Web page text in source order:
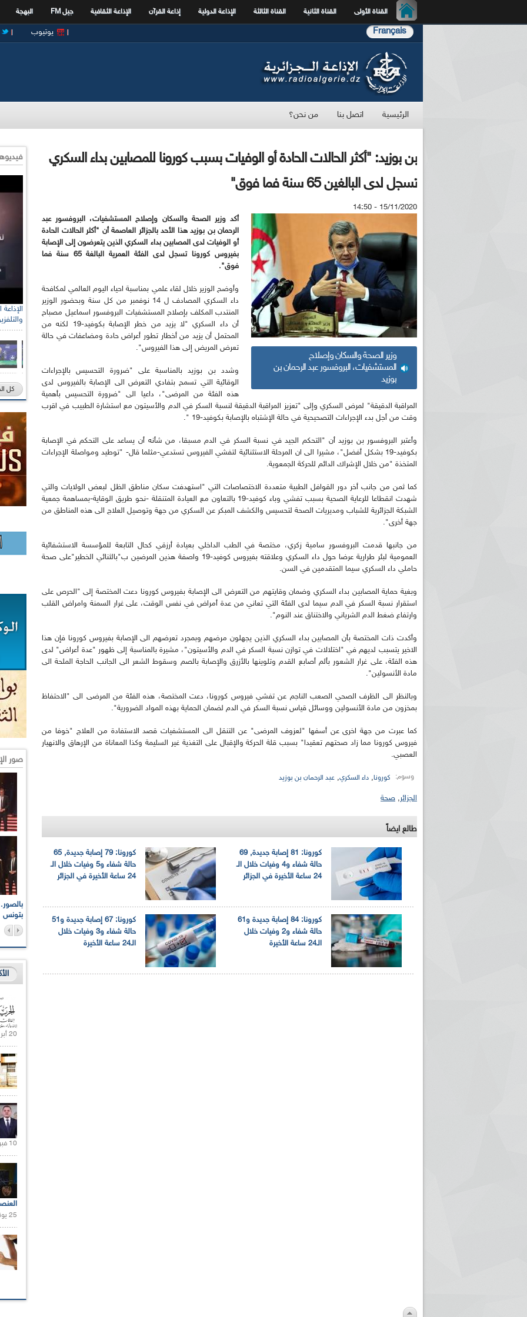
القناة الأولى القناة الثانية القناة الثالثة الإذاعة الدولية إذاعة القرآن الإذاعة الثقافية جيل FM البهجة
Français يوتيوب
الرئيسية اتصل بنا من نحن؟
بن بوزيد: "أكثر الحالات الحادة أو الوفيات بسبب كورونا للمصابين بداء السكري
تسجل لدى البالغين 65 سنة فما فوق"
15/11/2020 - 14:50
وزير الصحة والسكان وإصلاح
المستشفيات، البروفسور عبد الرحمان بن
بوزيد
أكد وزير الصحة والسكان وإصلاح المستشفيات، البروفسور عبد
الرحمان بن بوزيد هذا الأحد بالجزائر العاصمة أن "أكثر الحالات الحادة
أو الوفيات لدى المصابين بداء السكري الذين يتعرضون إلى الإصابة
بفيروس كورونا تسجل لدى الفئة العمرية البالغة 65 سنة فما
فوق".
وأوضح الوزير خلال لقاء علمي بمناسبة احياء اليوم العالمي لمكافحة
داء السكري المصادف ل 14 نوفمبر من كل سنة وبحضور الوزير
المنتدب المكلف بإصلاح المستشفيات البروفسور اسماعيل مصباح
أن داء السكري "لا يزيد من خطر الإصابة بكوفيد-19 لكنه من
المحتمل أن يزيد من أخطار تطور أعراض حادة ومضاعفات في حالة
تعرض المريض إلى هذا الفيروس".
وشدد بن بوزيد بالمناسبة على "ضرورة التحسيس بالإجراءات
الوقائية التي تسمح بتفادي التعرض الى الإصابة بالفيروس لدى
هذه الفئة من المرضى"، داعيا الى "ضرورة التحسيس بأهمية
المراقبة الدقيقة" لمرض السكري وإلى "تعزيز المراقبة الدقيقة لنسبة السكر في الدم والأسيتون مع استشارة الطبيب في اقرب
وقت من أجل بدء الإجراءات التصحيحية في حالة الإشتباه بالإصابة بكوفيد-19 ".
وأعتبر البروفسور بن بوزيد أن "التحكم الجيد في نسبة السكر في الدم مسبقا، من شأنه أن يساعد على التحكم في الإصابة
بكوفيد-19 بشكل أفضل"، مشيرا الى ان المرحلة الاستثنائية لتفشي الفيروس تستدعي-مثلما قال- "توطيد ومواصلة الإجراءات
المتخذة "من خلال الإشراك الدائم للحركة الجمعوية.
كما ثمن من جانب أخر دور القوافل الطبية متعددة الاختصاصات التي "استهدفت سكان مناطق الظل لبعض الولايات والتي
شهدت انقطاعا للرعاية الصحية بسبب تفشي وباء كوفيد-19 بالتعاون مع العيادة المتنقلة -نحو طريق الوقاية-بمساهمة جمعية
الشبكة الجزائرية للشباب ومديريات الصحة لتحسيس والكشف المبكر عن السكري من جهة وتوصيل العلاج الى هذه المناطق من
جهة أخرى".
من جانبها قدمت البروفسور سامية زكري، مختصة في الطب الداخلي بعيادة أرزقي كحال التابعة للمؤسسة الاستشفائية
العمومية لبئر طرارية عرضا حول داء السكري وعلاقته بفيروس كوفيد-19 واصفة هذين المرضين ب"بالثنائي الخطير"على صحة
حاملي داء السكري سيما المتقدمين في السن.
وبغية حماية المصابين بداء السكري وضمان وقايتهم من التعرض الى الإصابة بفيروس كورونا دعت المختصة إلى "الحرص على
استقرار نسبة السكر في الدم سيما لدى الفئة التي تعاني من عدة أمراض في نفس الوقت، على غرار السمنة وامراض القلب
وارتفاع ضغط الدم الشرياني والاختناق عند النوم".
وأكدت ذات المختصة بأن المصابين بداء السكري الذين يجهلون مرضهم وبمجرد تعرضهم الى الإصابة بفيروس كورونا فإن هذا
الاخير يتسبب لديهم في "اختلالات في توازن نسبة السكر في الدم والأسيتون"، مشيرة بالمناسبة إلى ظهور "عدة أعراض" لدى
هذه الفئة، على غرار الشعور بألم أصابع القدم وتلوينها بالأزرق والإصابة بالصم وسقوط الشعر الى الجانب الحاجة الملحة الى
مادة الأنسولين".
وبالنظر الى الظرف الصحي الصعب الناجم عن تفشي فيروس كورونا، دعت المختصة، هذه الفئة من المرضى الى "الاحتفاظ
بمخزون من مادة الأنسولين ووسائل قياس نسبة السكر في الدم لضمان الحماية بهذه المواد الضرورية".
كما عبرت من جهة اخرى عن أسفها "لعزوف المرضى" عن التنقل الى المستشفيات قصد الاستفادة من العلاج "خوفا من
فيروس كورونا مما زاد صحتهم تعقيدا" بسبب قلة الحركة والإقبال على التغذية غير السليمة وكذا المعاناة من الإرهاق والانهيار
العصبي.
وسوم: كورونا, داء السكري, عبد الرحمان بن بوزيد
الجزائر, صحة
طالع ايضاً
كورونا: 79 إصابة جديدة, 65
حالة شفاء و5 وفيات خلال الـ
24 ساعة الأخيرة في الجزائر
كورونا: 81 إصابة جديدة, 69
حالة شفاء و4 وفيات خلال الـ
24 ساعة الأخيرة في الجزائر
كورونا: 67 إصابة جديدة و51
حالة شفاء و3 وفيات خلال
الـ24 ساعة الأخيرة
كورونا: 84 إصابة جديدة و61
حالة شفاء و2 وفيات خلال
الـ24 ساعة الأخيرة
كل
صور
بتونس
الإذاعة الجزائرية تقف دقيقة صمت ترحما على أرواح شهداء
17 أكتوبر 1961
بالصور... اللقاء الوطني لمديري الإذاعات الوطنية والجهوية
حول مرافقة وتغطية الإنتخابات المحلية لـ27 نوفمبر 2021
الإذاعة الجزائرية للرياضيين البارالمبيين المتوجين
20 أبريل 2021 |
10 فبراير 2021 |
25 يونيو 2021 |